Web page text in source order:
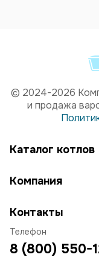
© 2024-2026
и продажа
Каталог котлов
Компания
Контакты
Телефон
8 (800) 550-